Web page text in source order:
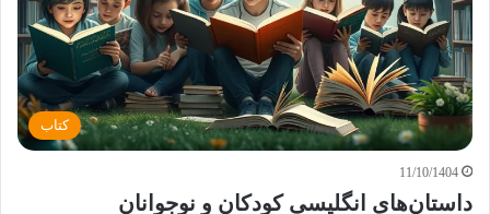
کتاب
11/10/1404
داستان‌های انگلیسی کودکان و نوجوانان